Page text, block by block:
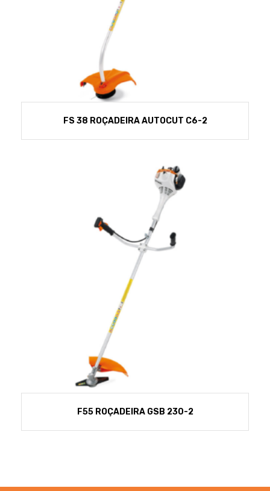
FS 38 ROÇADEIRA AUTOCUT C6-2
F55 ROÇADEIRA GSB 230-2